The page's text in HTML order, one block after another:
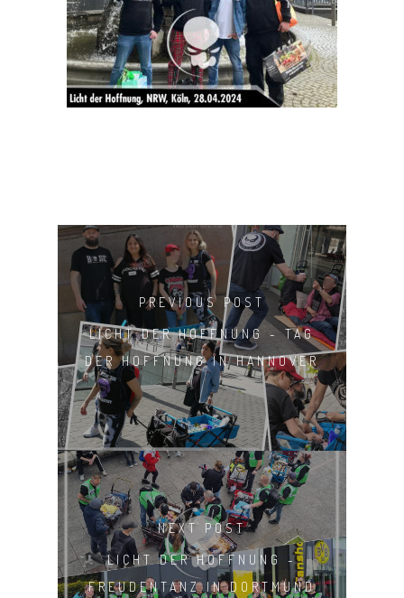
PREVIOUS POST
LICHT DER HOFFNUNG - TAG
DER HOFFNUNG IN HANNOVER
NEXT POST
LICHT DER HOFFNUNG -
FREUDENTANZ IN DORTMUND
SHOP